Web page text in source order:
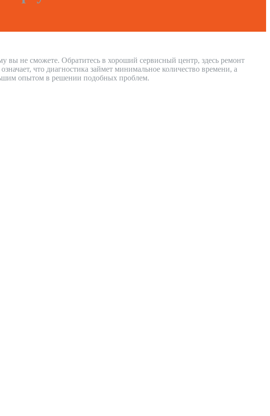
вы не сможете. Обратитесь в хороший сервисный центр, здесь ремонт
что диагностика займет минимальное количество времени, а
опытом в решении подобных проблем.